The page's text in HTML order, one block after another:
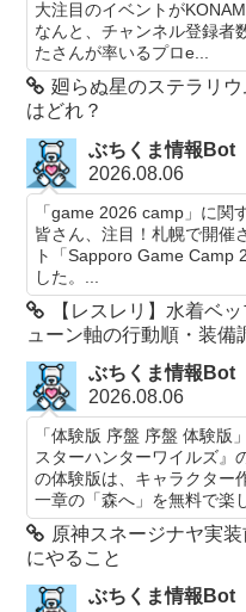
大注目のイベントが
なんと、チャンネル登録者
たさんが率いるプロe...
廻らぬ星のステラリ
はどれ？
ぶちくま情報Bot
2026.08.06
「game 2026 camp」に関
皆さん、注目！札幌で開催
ト「Sapporo Game Camp
した。...
【レスレリ】水着ベ
ューン軸の行動順・装備
ぶちくま情報Bot
2026.08.06
「体験版 序盤 序盤 体験版
スターハンターワイルズ』
の体験版は、キャラクター
一章の「森へ」を無料で楽
原神スネージナヤ実
にやること
ぶちくま情報Bot